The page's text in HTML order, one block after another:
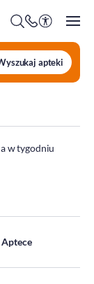
apteki
w tygodniu